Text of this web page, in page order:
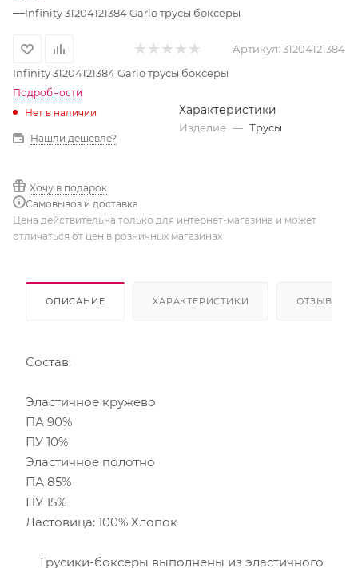
—Infinity 31204121384 Garlo трусы боксеры
Артикул: 31204121384
Infinity 31204121384 Garlo трусы боксеры
Подробности
Нет в наличии
Нашли дешевле?
Хочу в подарок
Самовывоз и доставка
Характеристики
Изделие — Трусы
Цена действительна только для интернет-магазина и может
отличаться от цен в розничных магазинах
ОПИСАНИЕ ХАРАКТЕРИСТИКИ ОТЗЫВЫ
Состав:
Эластичное кружево
ПА 90%
ПУ 10%
Эластичное полотно
ПА 85%
ПУ 15%
Ластовица: 100% Хлопок
Трусики-боксеры выполнены из эластичного